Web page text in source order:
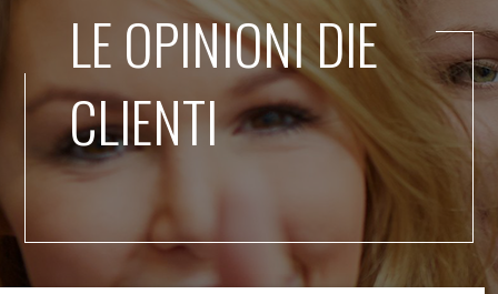
LE OPINIONI DIE
CLIENTI